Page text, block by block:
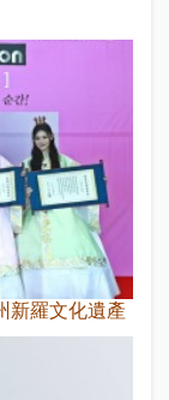
新羅文化遺產